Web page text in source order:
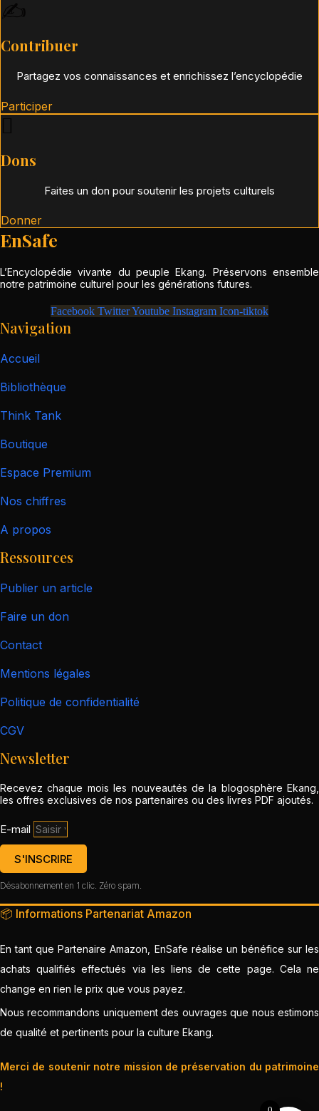
Contribuer
Partagez vos connaissances et enrichissez l’encyclopédie
Participer
Dons
Faites un don pour soutenir les projets culturels
Donner
EnSafe
L’Encyclopédie vivante du peuple Ekang. Préservons ensemble
notre patrimoine culturel pour les générations futures.
Facebook TwitterYoutube Instagram Icon-tiktok
Navigation
Accueil
Bibliothèque
Think Tank
Boutique
Espace Premium
Nos chiffres
A propos
Ressources
Publier un article
Faire un don
Contact
Mentions légales
Politique de confidentialité
CGV
Newsletter
Recevez chaque mois les nouveautés de la blogosphère Ekang,
les offres exclusives de nos partenaires ou des livres PDF ajoutés.
E-mail
S'INSCRIRE
Désabonnement en 1 clic. Zéro spam.
📦 Informations Partenariat Amazon
En tant que Partenaire Amazon, EnSafe réalise un bénéfice sur les
achats qualifiés effectués via les liens de cette page. Cela ne
change en rien le prix que vous payez.
Nous recommandons uniquement des ouvrages que nous estimons
de qualité et pertinents pour la culture Ekang.
Merci de soutenir notre mission de préservation du patrimoine
!